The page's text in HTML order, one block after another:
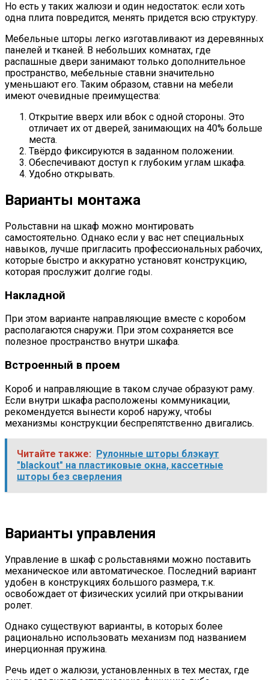
Но есть у таких жалюзи и один недостаток: если хоть
одна плита повредится, менять придется всю структуру.
Мебельные шторы легко изготавливают из деревянных
панелей и тканей. В небольших комнатах, где
распашные двери занимают только дополнительное
пространство, мебельные ставни значительно
уменьшают его. Таким образом, ставни на мебели
имеют очевидные преимущества:
Открытие вверх или вбок с одной стороны. Это
отличает их от дверей, занимающих на 40% больше
места.
Твёрдо фиксируются в заданном положении.
Обеспечивают доступ к глубоким углам шкафа.
Удобно открывать.
Варианты монтажа
Рольставни на шкаф можно монтировать
самостоятельно. Однако если у вас нет специальных
навыков, лучше пригласить профессиональных рабочих,
которые быстро и аккуратно установят конструкцию,
которая прослужит долгие годы.
Накладной
При этом варианте направляющие вместе с коробом
располагаются снаружи. При этом сохраняется все
полезное пространство внутри шкафа.
Встроенный в проем
Короб и направляющие в таком случае образуют раму.
Если внутри шкафа расположены коммуникации,
рекомендуется вынести короб наружу, чтобы
механизмы конструкции беспрепятственно двигались.
Читайте также: Рулонные шторы блэкаут
"blackout" на пластиковые окна, кассетные
шторы без сверления
Варианты управления
Управление в шкаф с рольставнями можно поставить
механическое или автоматическое. Последний вариант
удобен в конструкциях большого размера, т.к.
освобождает от физических усилий при открывании
ролет.
Однако существуют варианты, в которых более
рационально использовать механизм под названием
инерционная пружина.
Речь идет о жалюзи, установленных в тех местах, где